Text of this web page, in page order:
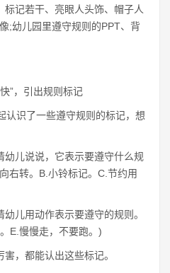
记若干、亮眼人头饰、帽子人
;幼儿园里遵守规则的PPT、背
，引出规则标记
识了一些遵守规则的标记，想
儿说说，它表示要遵守什么规
右转。B.小铃标记。C.节约用
儿用动作表示要遵守的规则。
E.慢慢走，不要跑。)
，都能认出这些标记。